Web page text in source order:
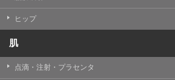
TCBグループは、取り扱う個人情報
に蓄積・保管し、当該個人情報への
失・破壊・改ざんおよび漏洩等を防
【個人情報の共同利用について】
ヒップ
肌
点滴・注射・プラセンタ